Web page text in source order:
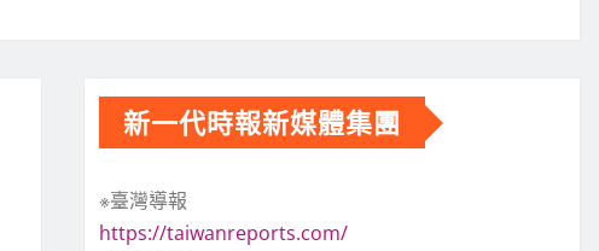
新一代時報新媒體集團
※臺灣導報
https://taiwanreports.com/